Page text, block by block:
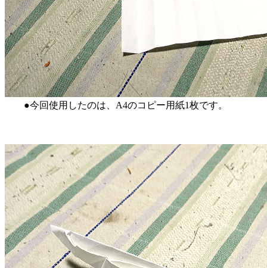
●今回使用したのは、A4のコピー用紙1枚です。